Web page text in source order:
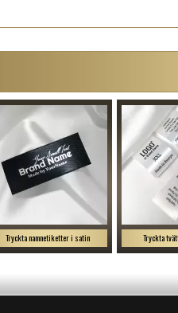
Tryckta namnetiketter i satin Tryckta